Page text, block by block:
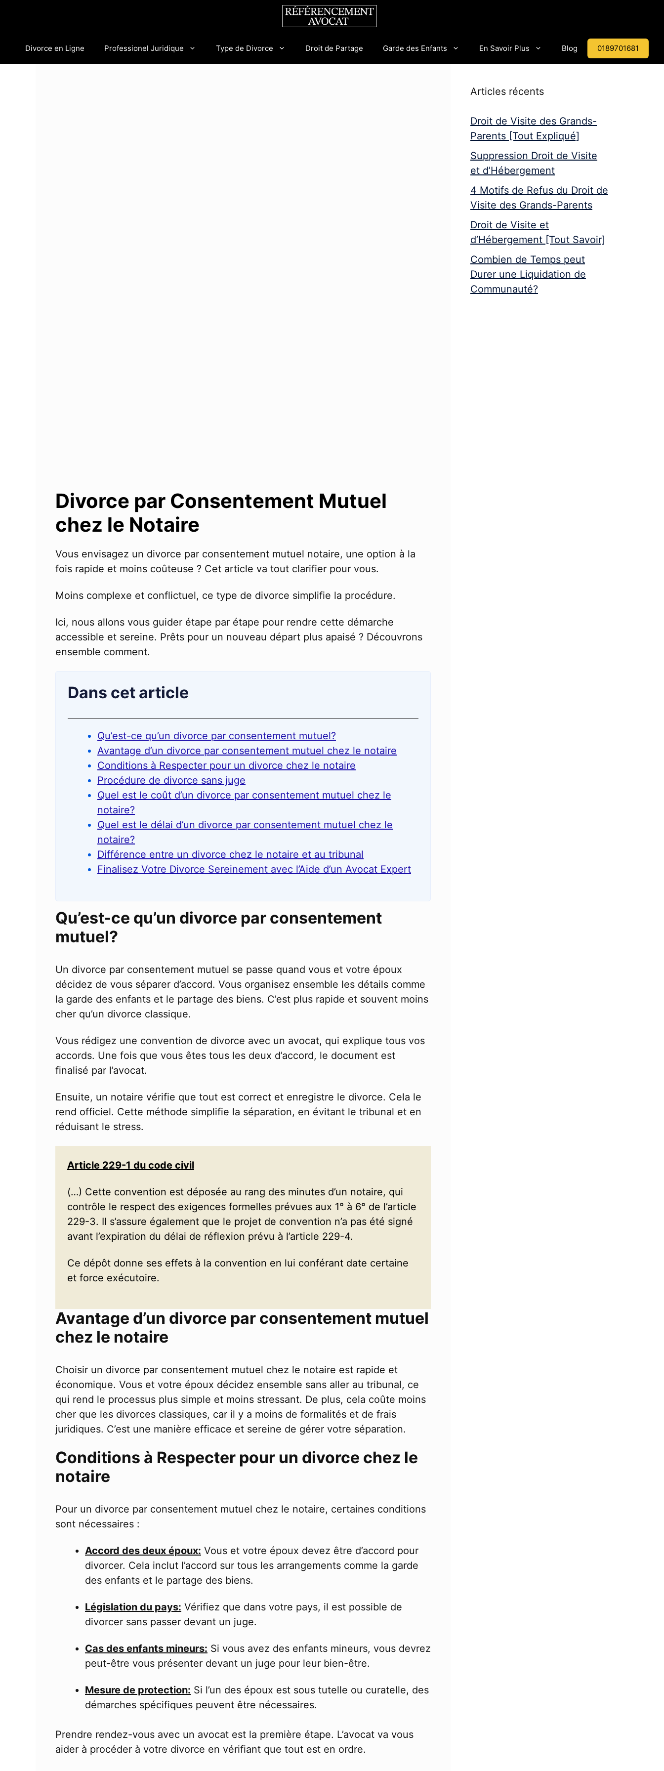
Divorce en Ligne Professionel Juridique Type de Divorce Droit de Partage Garde des Enfants En Savoir Plus Blog 0189701681
Divorce par Consentement Mutuel
chez le Notaire
Vous envisagez un divorce par consentement mutuel notaire, une option à la
fois rapide et moins coûteuse ? Cet article va tout clarifier pour vous.
Moins complexe et conflictuel, ce type de divorce simplifie la procédure.
Ici, nous allons vous guider étape par étape pour rendre cette démarche
accessible et sereine. Prêts pour un nouveau départ plus apaisé ? Découvrons
ensemble comment.
Dans cet article
Qu’est-ce qu’un divorce par consentement mutuel?
Avantage d’un divorce par consentement mutuel chez le notaire
Conditions à Respecter pour un divorce chez le notaire
Procédure de divorce sans juge
Quel est le coût d’un divorce par consentement mutuel chez le
notaire?
Quel est le délai d’un divorce par consentement mutuel chez le
notaire?
Différence entre un divorce chez le notaire et au tribunal
Finalisez Votre Divorce Sereinement avec l’Aide d’un Avocat Expert
Qu’est-ce qu’un divorce par consentement
mutuel?
Un divorce par consentement mutuel se passe quand vous et votre époux
décidez de vous séparer d’accord. Vous organisez ensemble les détails comme
la garde des enfants et le partage des biens. C’est plus rapide et souvent moins
cher qu’un divorce classique.
Vous rédigez une convention de divorce avec un avocat, qui explique tous vos
accords. Une fois que vous êtes tous les deux d’accord, le document est
finalisé par l’avocat.
Ensuite, un notaire vérifie que tout est correct et enregistre le divorce. Cela le
rend officiel. Cette méthode simplifie la séparation, en évitant le tribunal et en
réduisant le stress.
Article 229-1 du code civil
(…) Cette convention est déposée au rang des minutes d’un notaire, qui
contrôle le respect des exigences formelles prévues aux 1° à 6° de l’article
229-3. Il s’assure également que le projet de convention n’a pas été signé
avant l’expiration du délai de réflexion prévu à l’article 229-4.
Ce dépôt donne ses effets à la convention en lui conférant date certaine
et force exécutoire.
Avantage d’un divorce par consentement mutuel
chez le notaire
Choisir un divorce par consentement mutuel chez le notaire est rapide et
économique. Vous et votre époux décidez ensemble sans aller au tribunal, ce
qui rend le processus plus simple et moins stressant. De plus, cela coûte moins
cher que les divorces classiques, car il y a moins de formalités et de frais
juridiques. C’est une manière efficace et sereine de gérer votre séparation.
Conditions à Respecter pour un divorce chez le
notaire
Pour un divorce par consentement mutuel chez le notaire, certaines conditions
sont nécessaires :
Accord des deux époux: Vous et votre époux devez être d’accord pour
divorcer. Cela inclut l’accord sur tous les arrangements comme la garde
des enfants et le partage des biens.
Législation du pays: Vérifiez que dans votre pays, il est possible de
divorcer sans passer devant un juge.
Cas des enfants mineurs: Si vous avez des enfants mineurs, vous devrez
peut-être vous présenter devant un juge pour leur bien-être.
Mesure de protection: Si l’un des époux est sous tutelle ou curatelle, des
démarches spécifiques peuvent être nécessaires.
Prendre rendez-vous avec un avocat est la première étape. L’avocat va vous
aider à procéder à votre divorce en vérifiant que tout est en ordre.
Articles récents
Droit de Visite des Grands-
Parents [Tout Expliqué]
Suppression Droit de Visite
et d’Hébergement
4 Motifs de Refus du Droit de
Visite des Grands-Parents
Droit de Visite et
d’Hébergement [Tout Savoir]
Combien de Temps peut
Durer une Liquidation de
Communauté?